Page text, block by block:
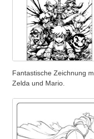
Fantastische Zeichnung
Zelda und Mario.